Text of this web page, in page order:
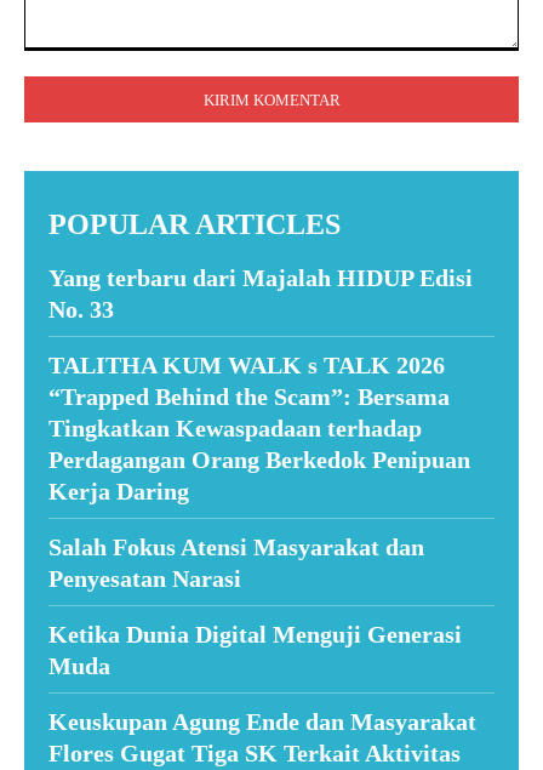
POPULAR ARTICLES
Yang terbaru dari Majalah HIDUP Edisi
No. 33
TALITHA KUM WALK s TALK 2026
“Trapped Behind the Scam”: Bersama
Tingkatkan Kewaspadaan terhadap
Perdagangan Orang Berkedok Penipuan
Kerja Daring
Salah Fokus Atensi Masyarakat dan
Penyesatan Narasi
Ketika Dunia Digital Menguji Generasi
Muda
Keuskupan Agung Ende dan Masyarakat
Flores Gugat Tiga SK Terkait Aktivitas